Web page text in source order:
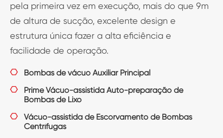
pela primeira vez em execução, mais do que 9m
de altura de sucção, excelente design e
estrutura única fazer a alta eficiência e
facilidade de operação.
 Bombas de vácuo Auxiliar Principal

Prime Vácuo-assistida Auto-preparação de
Bombas de Lixo

Vácuo-assistida de Escorvamento de Bombas
Centrífugas